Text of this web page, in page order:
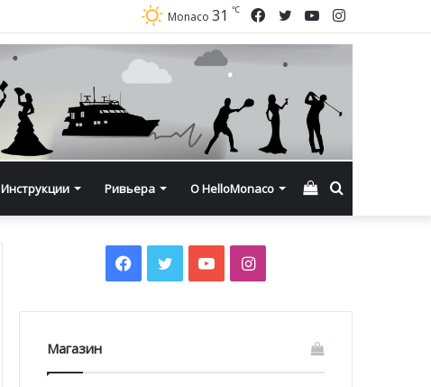
Instagram
YouTube
Twitter
Facebook
Monaco 31 ℃
Инструкции Ривьера О HelloMonaco Смотреть
Facebook
TwitterYouTubeInstagram
Магазин